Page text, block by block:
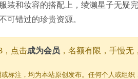
装和妆容的搭配上，绫濑星子无疑
可错过的珍贵资源。
，点击成为会员 ，名额有限，手慢无
标注，均为本站原创发布。任何个人或组